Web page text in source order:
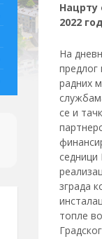
Нацрту
2022
На
предлог
радних
се и
седници
зграда
топле